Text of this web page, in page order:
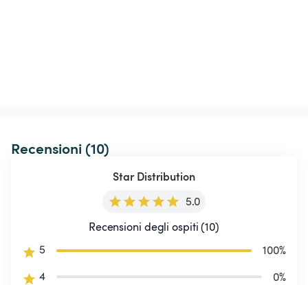
Recensioni (10)
Star Distribution
5.0
Recensioni degli ospiti (10)
5
100%
4
0%